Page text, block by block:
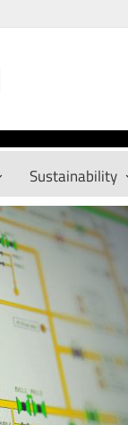
Sustainability